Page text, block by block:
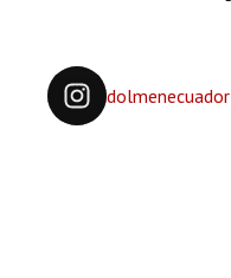
dolmenecuador